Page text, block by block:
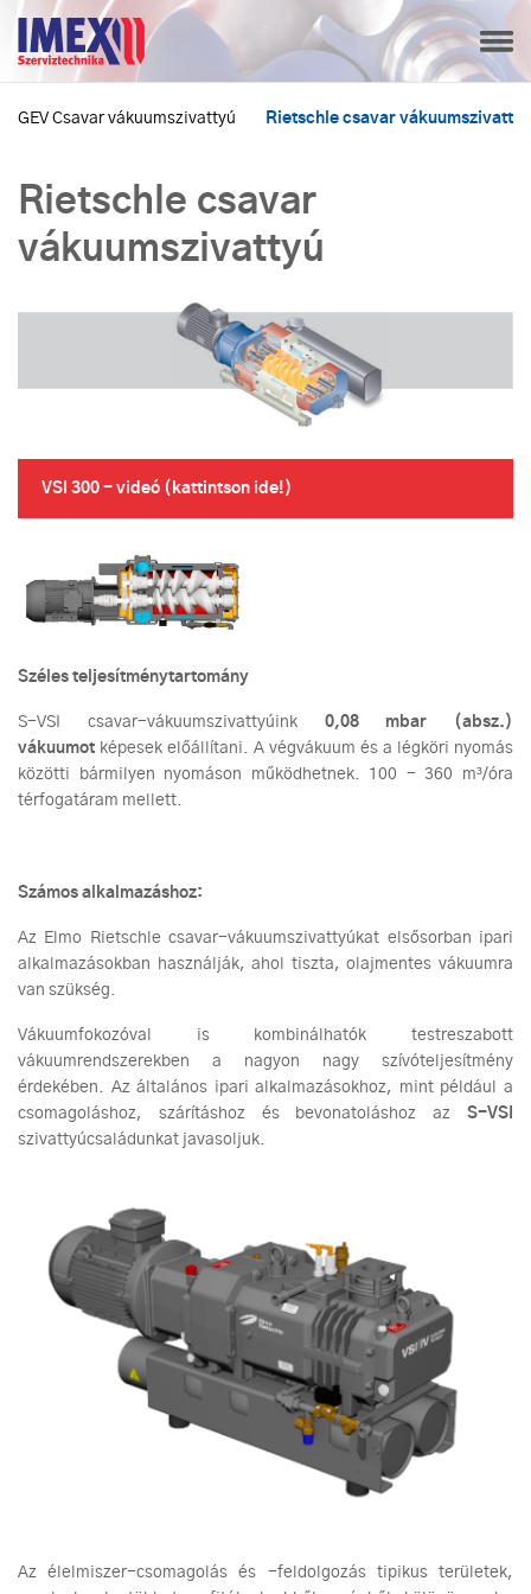
GEV Csavar vákuumszivattyú Rietschle csavar vákuumszivattyú
Rietschle csavar
vákuumszivattyú
VSI 300 - videó (kattintson ide!)
Széles teljesítménytartomány
S-VSI csavar-vákuumszivattyúink 0,08 mbar (absz.)
vákuumot képesek előállítani. A végvákuum és a légköri nyomás
közötti bármilyen nyomáson működhetnek. 100 - 360 m³/óra
térfogatáram mellett.
Számos alkalmazáshoz:
Az Elmo Rietschle csavar-vákuumszivattyúkat elsősorban ipari
alkalmazásokban használják, ahol tiszta, olajmentes vákuumra
van szükség.
Vákuumfokozóval is kombinálhatók testreszabott
vákuumrendszerekben a nagyon nagy szívóteljesítmény
érdekében. Az általános ipari alkalmazásokhoz, mint például a
csomagoláshoz, szárításhoz és bevonatoláshoz az S-VSI
szivattyúcsaládunkat javasoljuk.
Az élelmiszer-csomagolás és -feldolgozás tipikus területek,